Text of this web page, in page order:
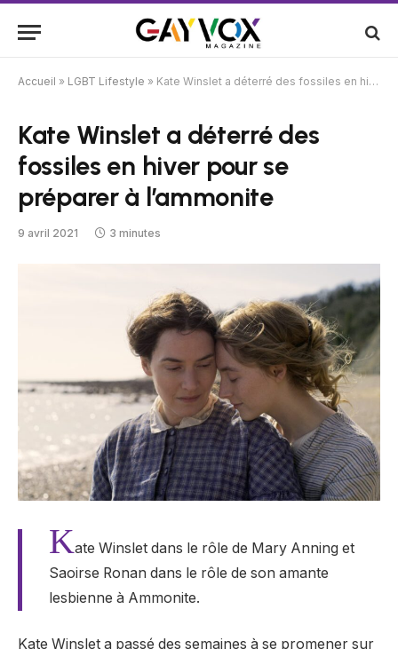
Accueil » LGBT Lifestyle » Kate Winslet a déterré des fossiles en hiver pour se préparer à l’ammonite
Kate Winslet a déterré des
fossiles en hiver pour se
préparer à l’ammonite
9 avril 2021 3 minutes
Kate Winslet dans le rôle de Mary Anning et
Saoirse Ronan dans le rôle de son amante
lesbienne à Ammonite.
Kate Winslet a passé des semaines à se promener sur